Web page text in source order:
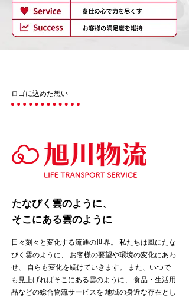
ロゴに込めた想い
たなびく雲のように、
そこにある雲のように
日々刻々と変化する流通の世界。 私たちは風にたな
びく雲のように、 お客様の要望や環境の変化にあわ
せ、 自らも変化を続けていきます。 また、いつで
も見上げればそこにある雲のように、 食品・生活用
品などの総合物流サービスを 地域の身近な存在とし